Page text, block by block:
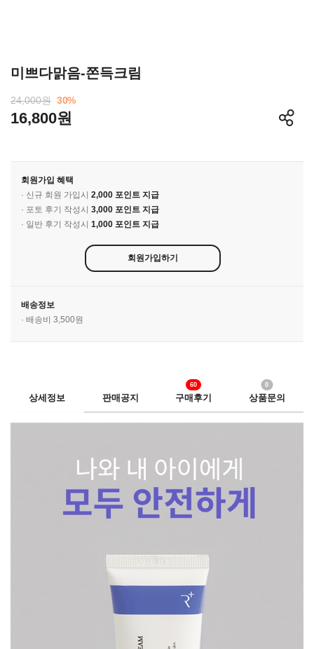
미쁘다맑음-쫀득크림
24,000원 30%
16,800원
회원가입 혜택
· 신규 회원 가입시 2,000 포인트 지급
· 포토 후기 작성시 3,000 포인트 지급
· 일반 후기 작성시 1,000 포인트 지급
회원가입하기
배송정보
· 배송비 3,500원
상세정보 판매공지 구매후기
60
상품문의
0